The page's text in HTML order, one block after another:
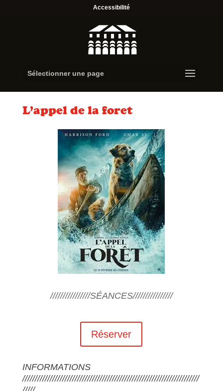
Accessibilité
Sélectionner une page
L’appel de la foret
////////////////SÉANCES////////////////
Réserver
INFORMATIONS
///////////////////////////////////////////////////////////////////////